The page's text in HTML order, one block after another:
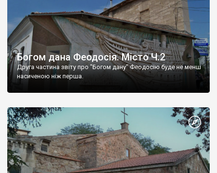
Богом дана Феодосія. Місто Ч.2
Друга частина звіту про "Богом дану" Феодосію буде не менш
насиченою ніж перша.